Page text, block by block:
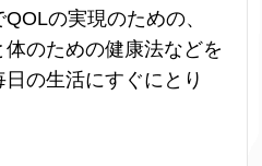
の実現のための、
のための健康法などを
の生活にすぐにとり